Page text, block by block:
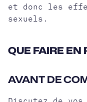
et donc les
sexuels.
QUE FAIRE EN
AVANT DE